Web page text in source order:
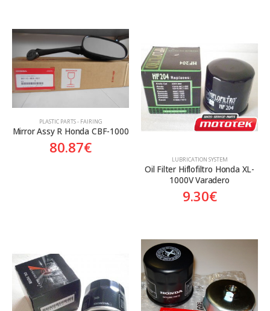
PLASTIC PARTS - FAIRING
Mirror Assy R Honda CBF-1000
80.87€
LUBRICATION SYSTEM
Oil Filter Hiflofiltro Honda XL-
1000V Varadero
9.30€